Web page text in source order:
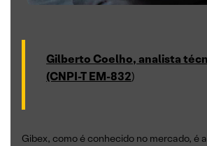
Gilberto Coelho, analista
(CNPI-T EM-832)
Gibex, como é conhecido no mercado, é